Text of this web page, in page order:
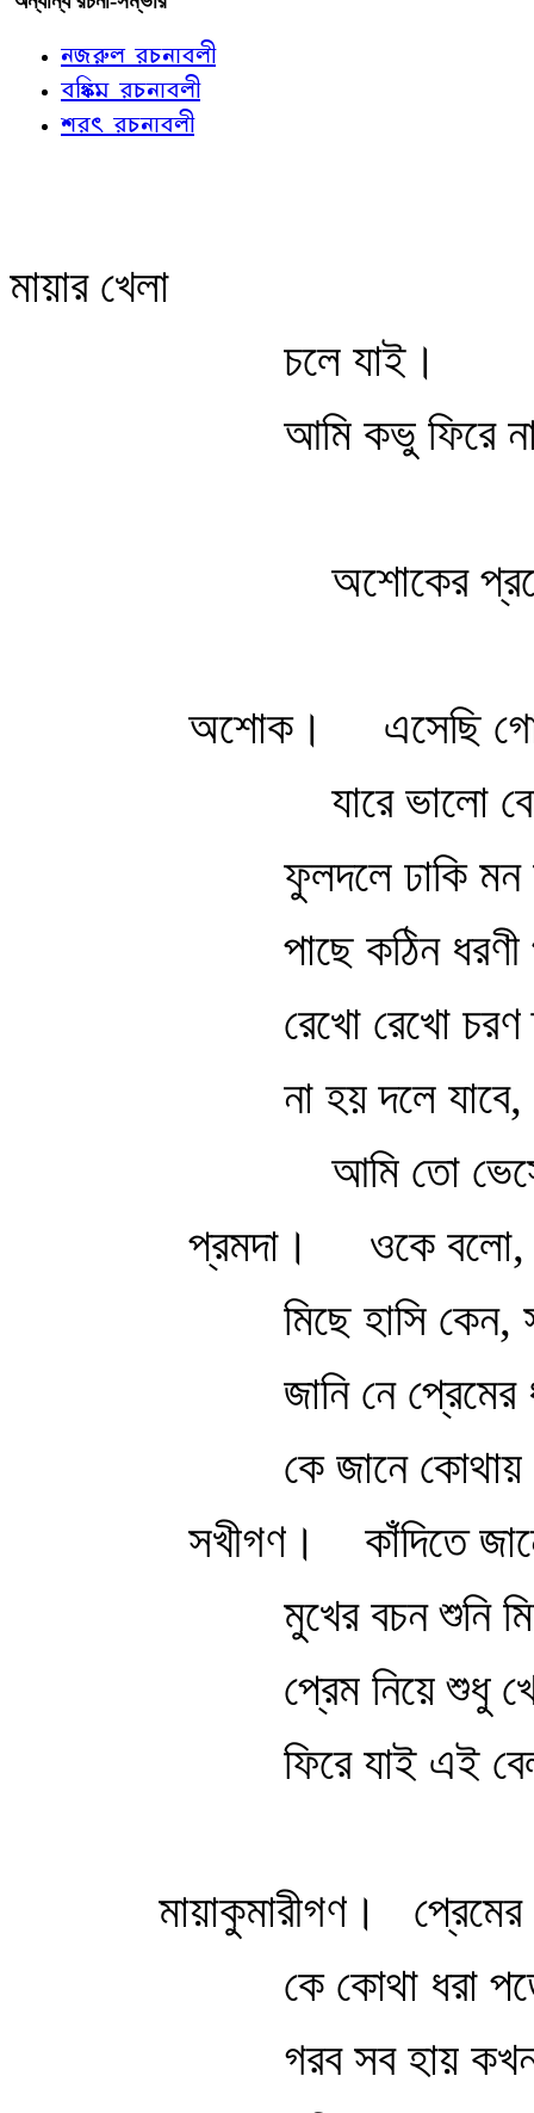
নজরুল রচনাবলী
বঙ্কিম রচনাবলী
শরৎ রচনাবলী
মায়ার খেলা
চলে যাই।
আমি কভু ফিরে
অশোকের
অশোক।
এসেছি
যারে ভালো
ফুলদলে ঢাকি মন
পাছে কঠিন
রেখো রেখো চরণ
না হয় দলে
আমি তো
প্রমদা।
ওকে
মিছে হাসি
জানি নে
কে জানে
সখীগণ।
কাঁদিতে
মুখের বচন শুনি
প্রেম নিয়ে শুধু
ফিরে যাই এই
মায়াকুমারীগণ।
কে কোথা ধরা
গরব সব হায়